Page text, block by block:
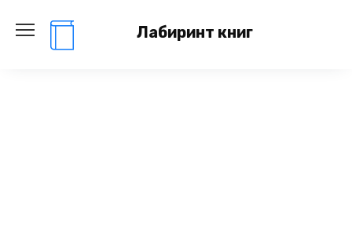
содержанию
Лабиринт книг